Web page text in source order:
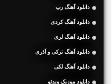
دانلود آهنگ رپ
دانلود آهنگ کردی
دانلود آهنگ لری
دانلود آهنگ ترکی و آذری
دانلود آهنگ لکی
دانلود موزیک ویدئو